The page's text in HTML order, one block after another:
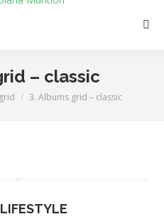
– classic
3. Albums grid – classic